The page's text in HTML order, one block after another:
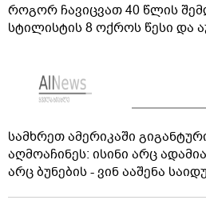
როგორ ჩავიცვათ 40 წლის
სტილისტის 8 ოქროს წესი და
სამხრეთ ამერიკაში
აღმოაჩინეს: ისინი არც
არც ბუნების - ვინ ააშენა